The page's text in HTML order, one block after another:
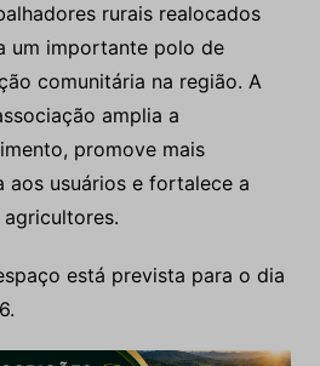
rurais realocados
um importante polo de
comunitária na região. A
amplia a
promove mais
usuários e fortalece a
está prevista para o dia